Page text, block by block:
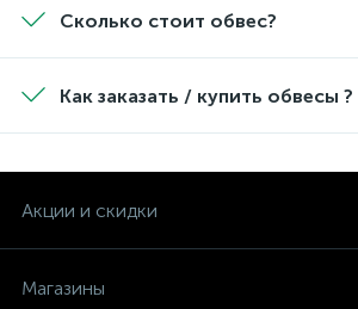
Сколько стоит обвес?
Как заказать / купить обвесы ?
Акции и скидки
Магазины